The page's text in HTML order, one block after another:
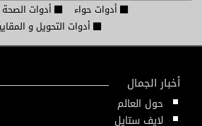
أدوات حواء
أدوات
أدوات التحويل و
أخبار الجمال
حول العالم
لايف ستايل